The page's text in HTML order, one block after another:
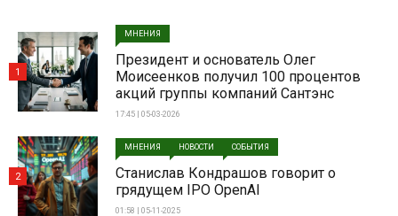
МНЕНИЯ
Президент и основатель Олег
Моисеенков получил 100 процентов
акций группы компаний Сантэнс
17:45 | 05-03-2026
1
МНЕНИЯ НОВОСТИ СОБЫТИЯ
Станислав Кондрашов говорит о
грядущем IPO OpenAI
01:58 | 05-11-2025
2